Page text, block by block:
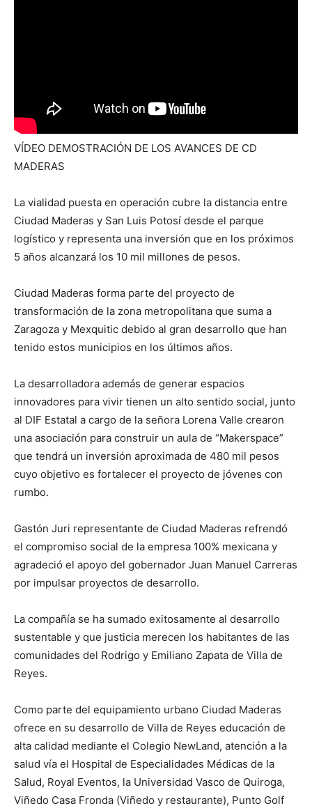
VÍDEO DEMOSTRACIÓN DE LOS AVANCES DE CD
MADERAS
La vialidad puesta en operación cubre la distancia entre
Ciudad Maderas y San Luis Potosí desde el parque
logístico y representa una inversión que en los próximos
5 años alcanzará los 10 mil millones de pesos.
Ciudad Maderas forma parte del proyecto de
transformación de la zona metropolitana que suma a
Zaragoza y Mexquitic debido al gran desarrollo que han
tenido estos municipios en los últimos años.
La desarrolladora además de generar espacios
innovadores para vivir tienen un alto sentido social, junto
al DIF Estatal a cargo de la señora Lorena Valle crearon
una asociación para construir un aula de “Makerspace”
que tendrá un inversión aproximada de 480 mil pesos
cuyo objetivo es fortalecer el proyecto de jóvenes con
rumbo.
Gastón Juri representante de Ciudad Maderas refrendó
el compromiso social de la empresa 100% mexicana y
agradeció el apoyo del gobernador Juan Manuel Carreras
por impulsar proyectos de desarrollo.
La compañía se ha sumado exitosamente al desarrollo
sustentable y que justicia merecen los habitantes de las
comunidades del Rodrigo y Emiliano Zapata de Villa de
Reyes.
Como parte del equipamiento urbano Ciudad Maderas
ofrece en su desarrollo de Villa de Reyes educación de
alta calidad mediante el Colegio NewLand, atención a la
salud vía el Hospital de Especialidades Médicas de la
Salud, Royal Eventos, la Universidad Vasco de Quiroga,
Viñedo Casa Fronda (Viñedo y restaurante), Punto Golf